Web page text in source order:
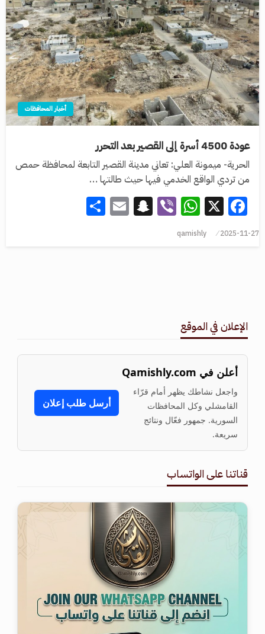
أخبار المحافظات
عودة 4500 أسرة إلى القصير بعد التحرر
الحرية- ميمونة العلي: تعاني مدينة القصير التابعة لمحافظة حمص
من تردي الواقع الخدمي فيها حيث طالتها …
Facebook
X
WhatsApp
Viber
Snapchat
Email
2025-11-27
qamishly
الإعلان في الموقع
أعلن في Qamishly.com
واجعل نشاطك يظهر أمام قرّاء
القامشلي وكل المحافظات
السورية. جمهور فعّال ونتائج
سريعة.
أرسل طلب إعلان
قناتنا على الواتساب